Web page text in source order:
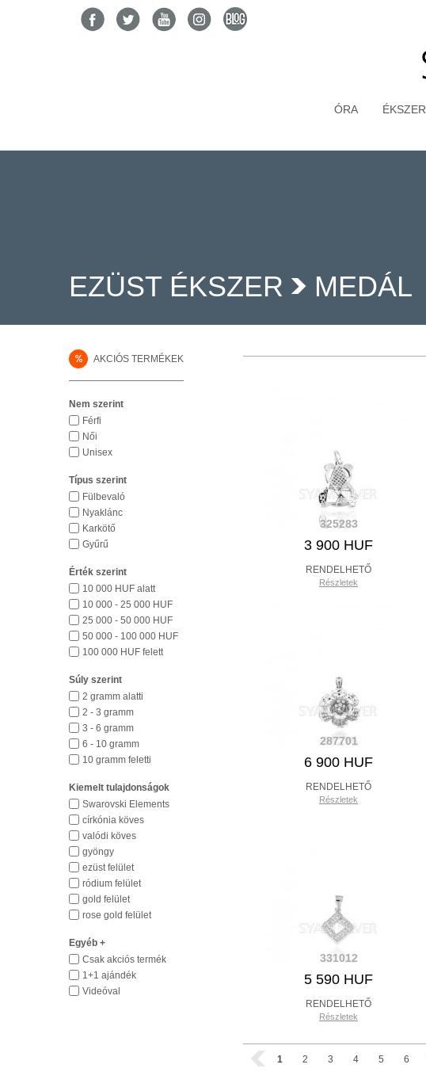
ÓRA ÉKSZER
EZÜST ÉKSZER >
MEDÁL
% AKCIÓS TERMÉKEK
Nem szerint
Férfi
Női
Unisex
Típus szerint
Fülbevaló
Nyaklánc
Karkötő
Gyűrű
Érték szerint
10 000 HUF alatt
10 000 - 25 000 HUF
25 000 - 50 000 HUF
50 000 - 100 000 HUF
100 000 HUF felett
Súly szerint
2 gramm alatti
2 - 3 gramm
3 - 6 gramm
6 - 10 gramm
10 gramm feletti
Kiemelt tulajdonságok
Swarovski Elements
církónia köves
valódi köves
gyöngy
ezüst felület
ródium felület
gold felület
rose gold felület
Egyéb +
Csak akciós termék
1+1 ajándék
Videóval
325283
3 900 HUF
RENDELHETŐ
Részletek
287701
6 900 HUF
RENDELHETŐ
Részletek
331012
5 590 HUF
RENDELHETŐ
Részletek
1 2 3 4 5 6